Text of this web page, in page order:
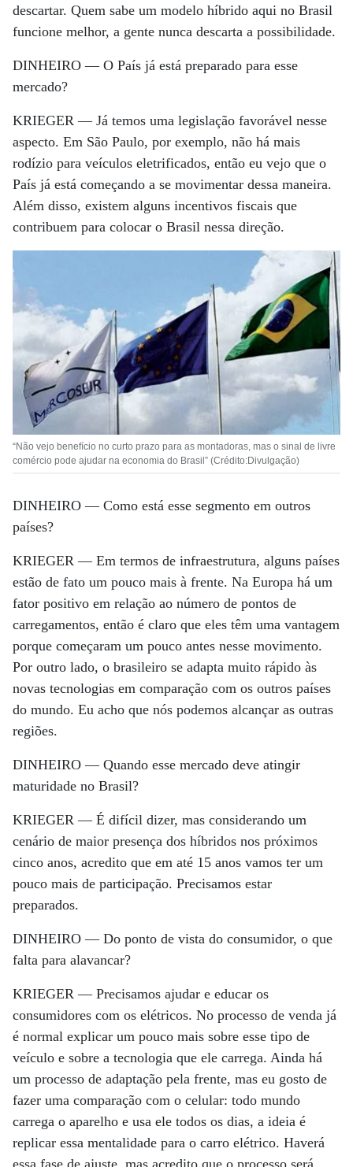
descartar. Quem sabe um modelo híbrido aqui no Brasil
funcione melhor, a gente nunca descarta a possibilidade.
DINHEIRO —O País já está preparado para esse
mercado?
KRIEGER —Já temos uma legislação favorável nesse
aspecto. Em São Paulo, por exemplo, não há mais
rodízio para veículos eletrificados, então eu vejo que o
País já está começando a se movimentar dessa maneira.
Além disso, existem alguns incentivos fiscais que
contribuem para colocar o Brasil nessa direção.
“Não vejo benefício no curto prazo para as montadoras, mas o sinal de livre
comércio pode ajudar na economia do Brasil” (Crédito:Divulgação)
DINHEIRO —Como está esse segmento em outros
países?
KRIEGER —Em termos de infraestrutura, alguns países
estão de fato um pouco mais à frente. Na Europa há um
fator positivo em relação ao número de pontos de
carregamentos, então é claro que eles têm uma vantagem
porque começaram um pouco antes nesse movimento.
Por outro lado, o brasileiro se adapta muito rápido às
novas tecnologias em comparação com os outros países
do mundo. Eu acho que nós podemos alcançar as outras
regiões.
DINHEIRO —Quando esse mercado deve atingir
maturidade no Brasil?
KRIEGER —É difícil dizer, mas considerando um
cenário de maior presença dos híbridos nos próximos
cinco anos, acredito que em até 15 anos vamos ter um
pouco mais de participação. Precisamos estar
preparados.
DINHEIRO —Do ponto de vista do consumidor, o que
falta para alavancar?
KRIEGER —Precisamos ajudar e educar os
consumidores com os elétricos. No processo de venda já
é normal explicar um pouco mais sobre esse tipo de
veículo e sobre a tecnologia que ele carrega. Ainda há
um processo de adaptação pela frente, mas eu gosto de
fazer uma comparação com o celular: todo mundo
carrega o aparelho e usa ele todos os dias, a ideia é
replicar essa mentalidade para o carro elétrico. Haverá
essa fase de ajuste, mas acredito que o processo será